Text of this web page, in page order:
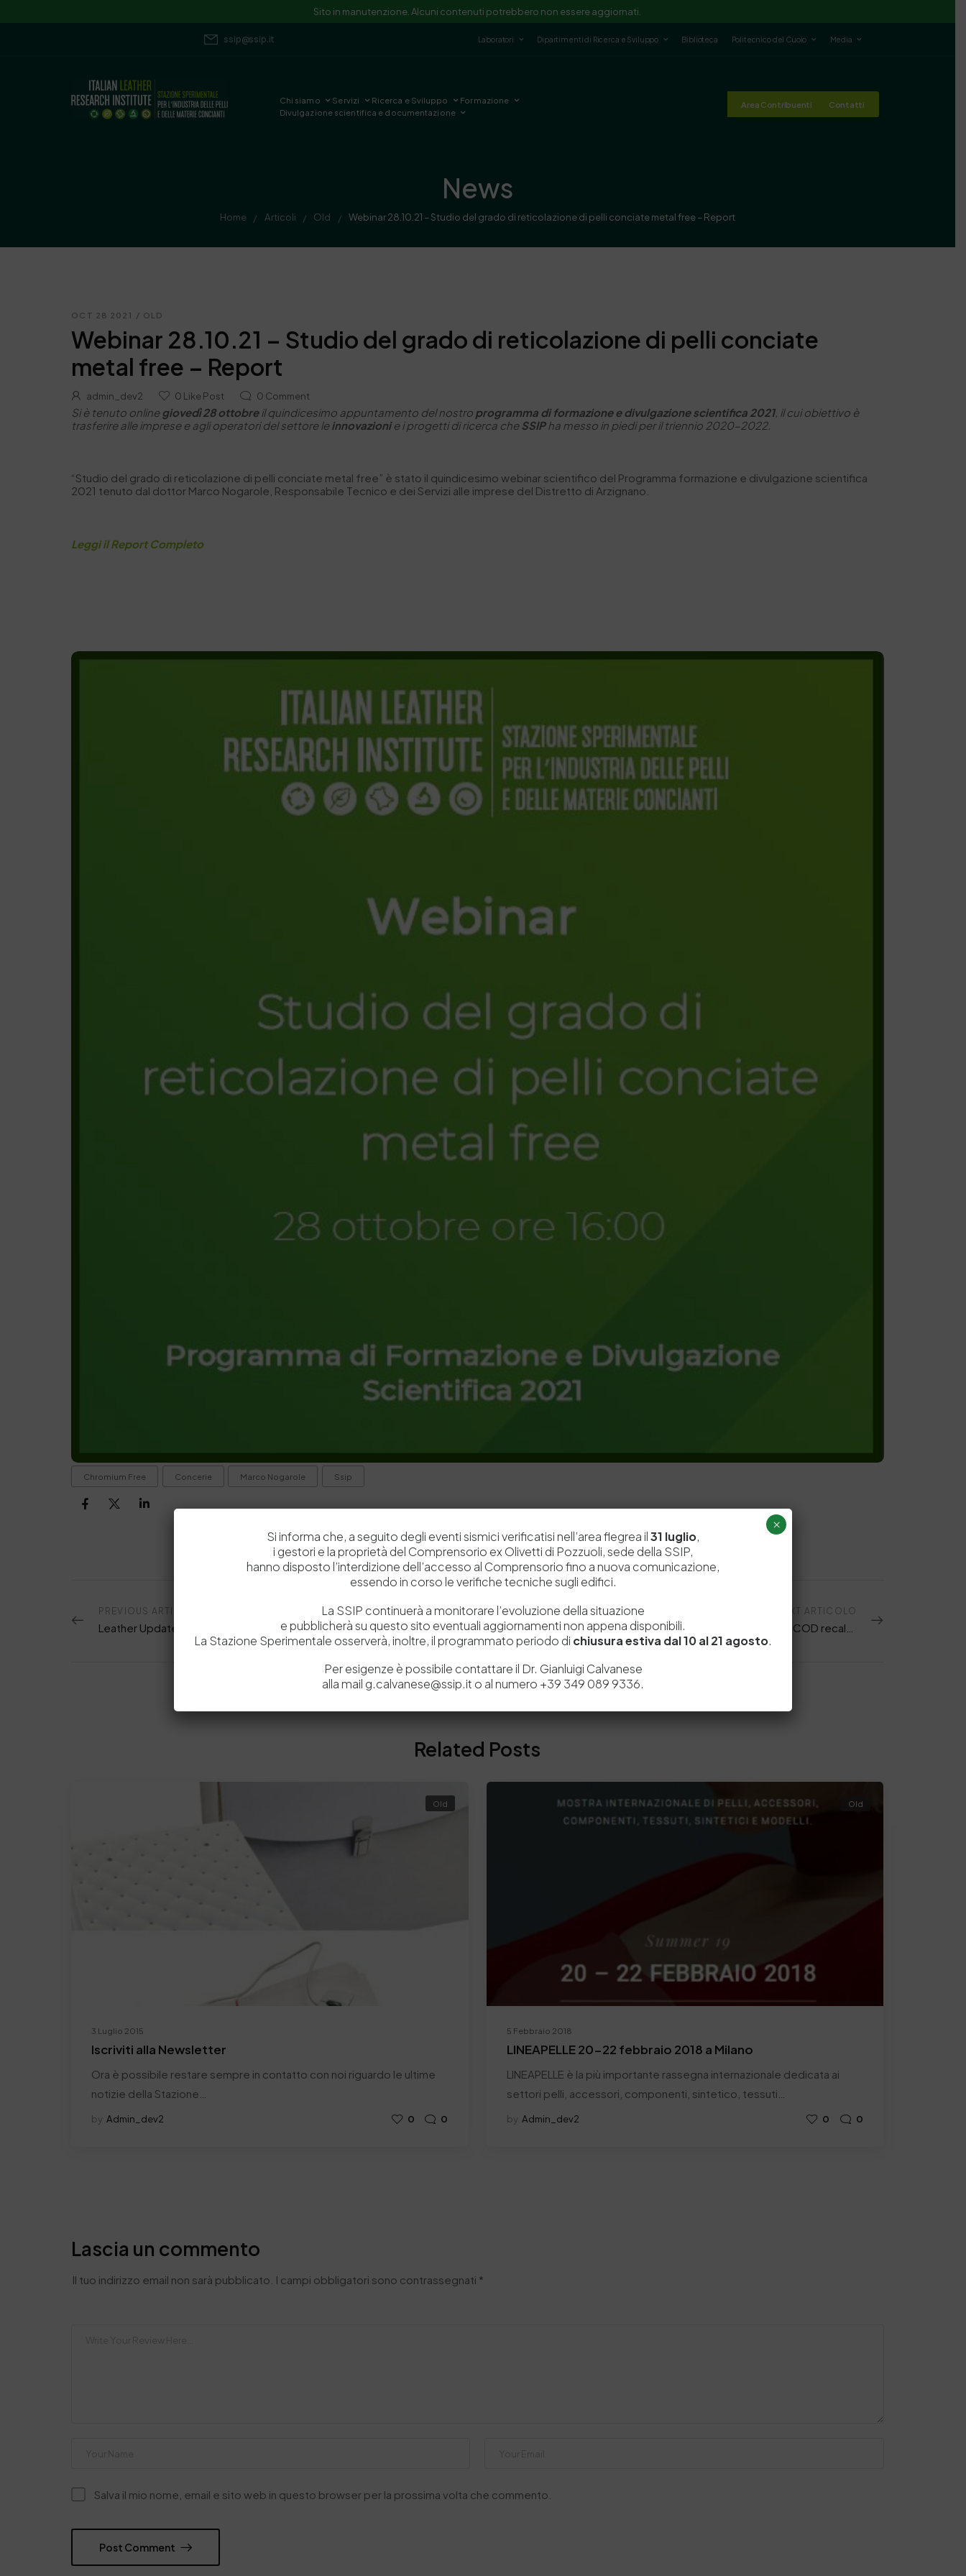
Sito in manutenzione. Alcuni contenuti potrebbero non essere aggiornati.
ssip@ssip.it Laboratori Dipartimenti di Ricerca e Sviluppo Biblioteca Politecnico del Cuoio Media
Chi siamo Servizi Ricerca e Sviluppo
Formazione
Divulgazione scientifica e documentazione
Area Contribuenti Contatti
News
Home / Articoli / Old / Webinar 28.10.21 – Studio del grado di reticolazione di pelli conciate metal free – Report
OCT 28 2021 / OLD
Webinar 28.10.21 – Studio del grado di reticolazione di pelli conciate
metal free – Report
admin_dev2 0 Like Post 0 Comment
Si è tenuto online giovedì 28 ottobreil quindicesimo appuntamento del nostro programma di formazione e divulgazione scientifica 2021, il cui obiettivo è
trasferire alle imprese e agli operatori del settore leinnovazionie i progetti di ricerca cheSSIPha messo in piedi per il triennio 2020-2022.
“Studio del grado di reticolazione di pelli conciate metal free” è stato il quindicesimo webinar scientifico del Programma formazione e divulgazione scientifica
2021 tenuto dal dottor Marco Nogarole, Responsabile Tecnico e dei Servizi alle imprese del Distretto di Arzignano.
Leggi il Report Completo
Chromium Free Concerie Marco Nogarole Ssip
PREVIOUS ARTICOLO
Leather Update #39/21
NEXT ARTICOLO
Related Posts
3 Luglio 2015
Old
Iscriviti alla Newsletter
Ora è possibile restare sempre in contatto con noi riguardo le ultime
notizie della Stazione…
by Admin_dev2 0 0
5 Febbraio 2018
Old
LINEAPELLE 20-22 febbraio 2018 a Milano
LINEAPELLE è la più importante rassegna internazionale dedicata ai
settori pelli, accessori, componenti, sintetico, tessuti…
by Admin_dev2 0 0
Lascia un commento
Il tuo indirizzo email non sarà pubblicato. I campi obbligatori sono contrassegnati *
Salva il mio nome, email e sito web in questo browser per la prossima volta che commento.
Post Comment
Si informa che, a seguito degli eventi sismici verificatisi nell’area flegrea il31 luglio,
i gestori e la proprietà del Comprensorio ex Olivetti di Pozzuoli, sede della SSIP,
hanno disposto l’interdizione dell’accesso al Comprensorio fino a nuova comunicazione,
essendo in corso le verifiche tecniche sugli edifici.
La SSIP continuerà a monitorare l’evoluzione della situazione
e pubblicherà su questo sito eventuali aggiornamenti non appena disponibili.
La Stazione Sperimentale osserverà, inoltre, il programmato periodo di chiusura estiva dal 10 al 21 agosto.
Per esigenze è possibile contattare il Dr. Gianluigi Calvanese
alla mail g.calvanese@ssip.it o al numero +39 349 089 9336.
×